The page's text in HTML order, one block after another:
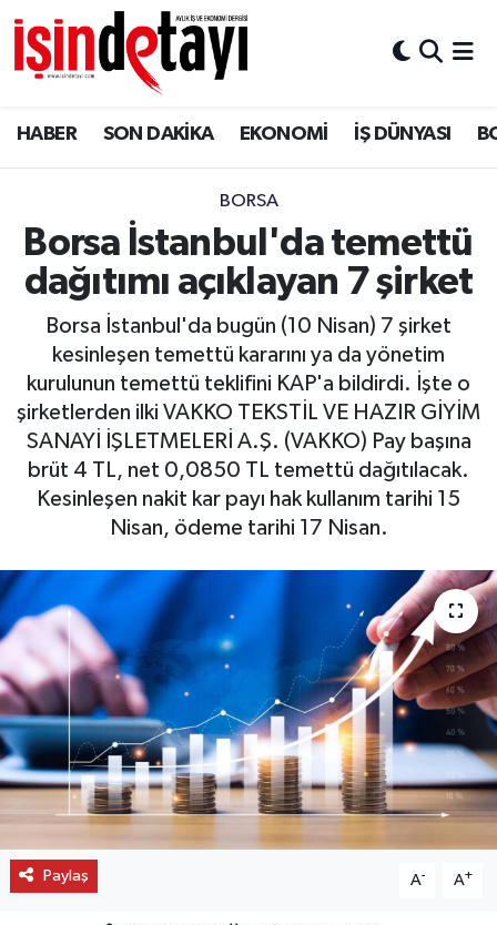
HABER SON DAKİKA EKONOMİ İŞ DÜNYASI
BORSA
Borsa İstanbul'da temettü
dağıtımı açıklayan 7 şirket
Borsa İstanbul'da bugün (10 Nisan) 7 şirket
kesinleşen temettü kararını ya da yönetim
kurulunun temettü teklifini KAP'a bildirdi. İşte o
şirketlerden ilki VAKKO TEKSTİL VE HAZIR GİYİM
SANAYİ İŞLETMELERİ A.Ş. (VAKKO) Pay başına
brüt 4 TL, net 0,0850 TL temettü dağıtılacak.
Kesinleşen nakit kar payı hak kullanım tarihi 15
Nisan, ödeme tarihi 17 Nisan.
Paylaş A- A+
DÜNYA
Eğitim
ENERJİ HABERİ
GAYRİMENKUL
HABER
LOJİSTİK
MAGAZİN
OTO DETAY
SAĞLIK
SON DAKİKA
SPOR
FİNANS
Nöbetçi Eczaneler
Hava Durumu
İstanbul Namaz Vakitleri
Trafik Durumu
Süper Lig Puan Durumu ve Fikstür
Tüm Manşetler
Son Dakika Haberleri
Haber Arşivi